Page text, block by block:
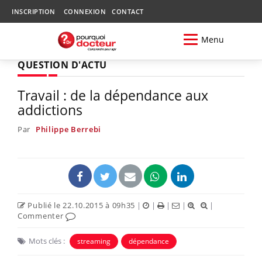
INSCRIPTION CONNEXION CONTACT
Menu
QUESTION D'ACTU
Travail : de la dépendance aux
addictions
Par Philippe Berrebi
Publié le 22.10.2015 à 09h35 | | | |
|
Commenter
Mots clés : streaming dépendance